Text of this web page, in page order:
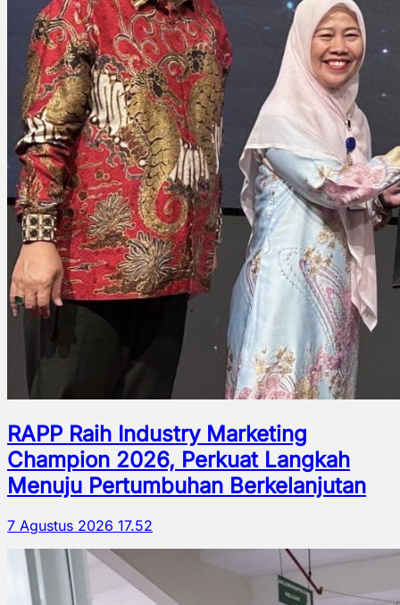
RAPP Raih Industry Marketing
Champion 2026, Perkuat Langkah
Menuju Pertumbuhan Berkelanjutan
7 Agustus 2026 17.52